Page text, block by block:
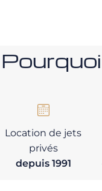
Location de jets
privés
depuis 1991